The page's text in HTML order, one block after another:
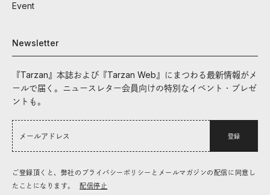
Event
Newsletter
『Tarzan』本誌および『Tarzan Web』にまつわる最新情報がメ
ールで届く。ニュースレター会員向けの特別なイベント・プレゼ
ントも。
登録
ご登録頂くと、弊社のプライバシーポリシーとメールマガジンの配信に同意し
たことになります。
配信停止